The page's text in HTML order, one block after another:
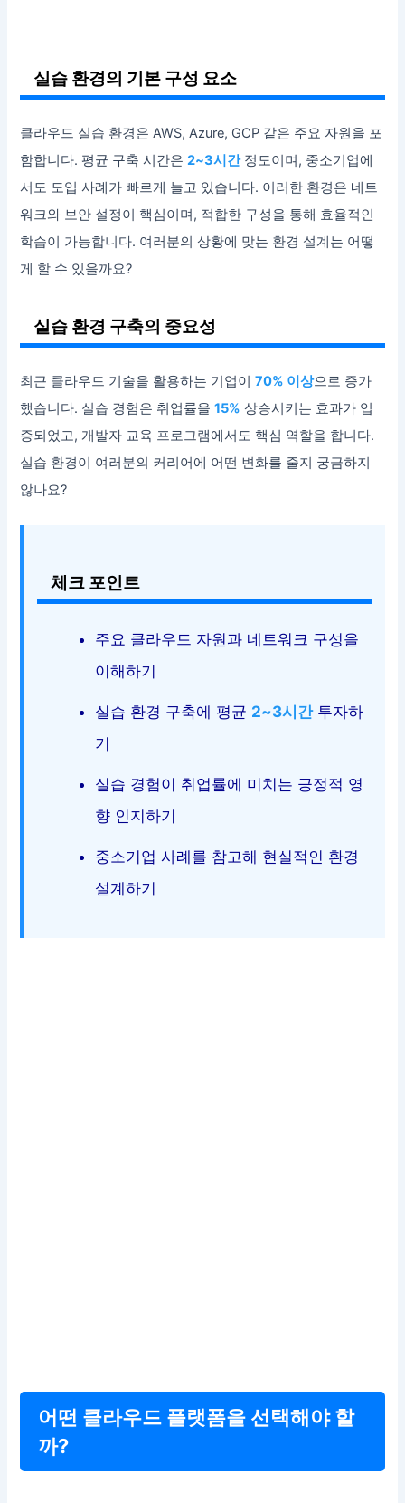
실습 환경의 기본 구성 요소
클라우드 실습 환경은 AWS, Azure, GCP 같은 주요 자원을 포
함합니다. 평균 구축 시간은2~3시간정도이며, 중소기업에
서도 도입 사례가 빠르게 늘고 있습니다. 이러한 환경은 네트
워크와 보안 설정이 핵심이며, 적합한 구성을 통해 효율적인
학습이 가능합니다. 여러분의 상황에 맞는 환경 설계는 어떻
게 할 수 있을까요?
실습 환경 구축의 중요성
최근 클라우드 기술을 활용하는 기업이70% 이상으로 증가
했습니다. 실습 경험은 취업률을15% 상승시키는 효과가 입
증되었고, 개발자 교육 프로그램에서도 핵심 역할을 합니다.
실습 환경이 여러분의 커리어에 어떤 변화를 줄지 궁금하지
않나요?
체크 포인트
주요 클라우드 자원과 네트워크 구성을
이해하기
실습 환경 구축에 평균 2~3시간투자하
기
실습 경험이 취업률에 미치는 긍정적 영
향 인지하기
중소기업 사례를 참고해 현실적인 환경
설계하기
어떤 클라우드 플랫폼을 선택해야 할
까?